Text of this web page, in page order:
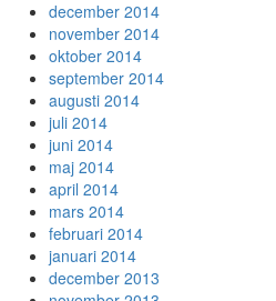
december 2014
november 2014
oktober 2014
september 2014
augusti 2014
juli 2014
juni 2014
maj 2014
april 2014
mars 2014
februari 2014
januari 2014
december 2013